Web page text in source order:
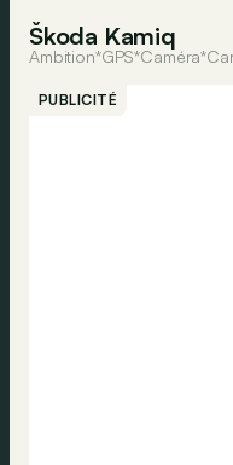
Škoda Kamiq
PUBLICITÉ